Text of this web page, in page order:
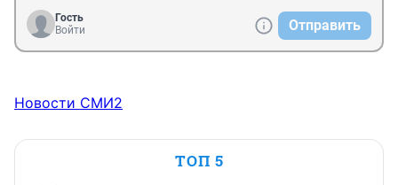
Гость
Войти
Отправить
Новости СМИ2
ТОП 5